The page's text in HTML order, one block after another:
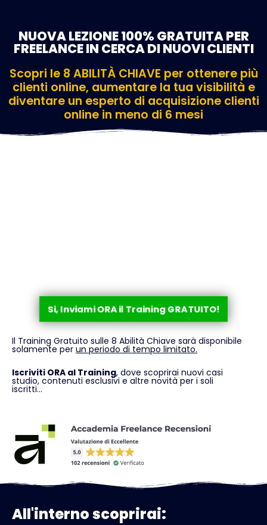
NUOVA LEZIONE 100% GRATUITA PER
FREELANCE IN CERCA DI NUOVI CLIENTI
Scopri le 8 ABILITÀ CHIAVE per ottenere più
clienti online, aumentare la tua visibilità e
diventare un esperto di acquisizione clienti
online in meno di 6 mesi
Si, Inviami ORA il Training GRATUITO!
Il Training Gratuito sulle 8 Abilità Chiave sarà disponibile
solamente per un periodo di tempo limitato.
Iscriviti ORA al Training, dove scoprirai nuovi casi
studio, contenuti esclusivi e altre novità per i soli
iscritti…
All'interno scoprirai: